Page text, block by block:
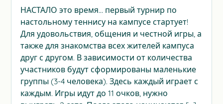
НАСТАЛО это время… первый турнир по
настольному теннису на кампусе стартует!
Для удовольствия, общения и честной игры, а
также для знакомства всех жителей кампуса
друг с другом. В зависимости от количества
участников будут сформированы маленькие
группы (3-4 человека). Здесь каждый играет с
каждым. Игры идут до 11 очков, нужно